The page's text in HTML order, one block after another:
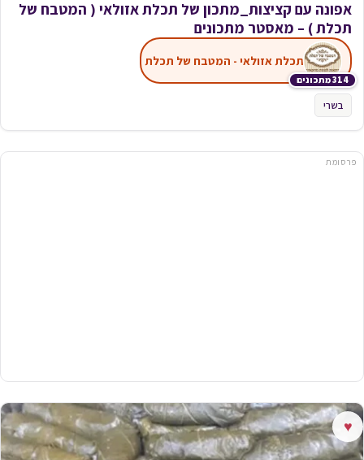
אפונה עם קציצות_מתכון של תכלת אזולאי ( המטבח של
תכלת ) – מאסטר מתכונים
314 מתכונים
תכלת אזולאי - המטבח של תכלת
בשרי
פרסומת
♥